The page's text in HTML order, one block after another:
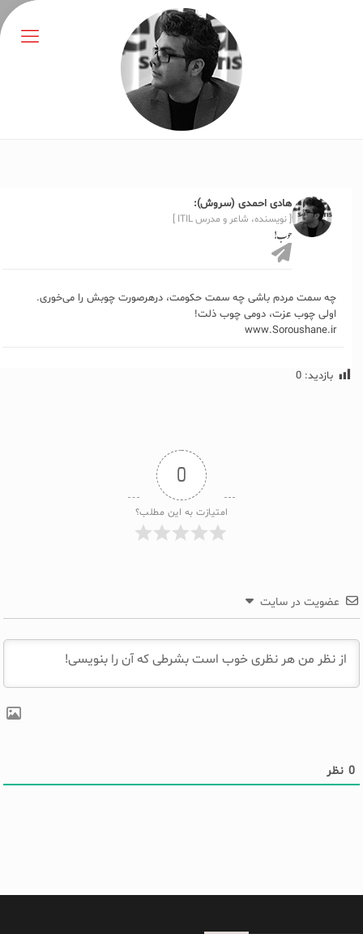
هادی احمدی (سروش):
[ نویسنده، شاعر و مدرس ITIL ]
چوب!
چه سمت مردم باشی چه سمت حکومت، درهرصورت چوبش را می‌خوری.
اولی چوب عزت، دومی چوب ذلت!
www.Soroushane.ir
بازدید: 0
0
امتیازت به این مطلب؟
عضویت در سایت
0 نظر